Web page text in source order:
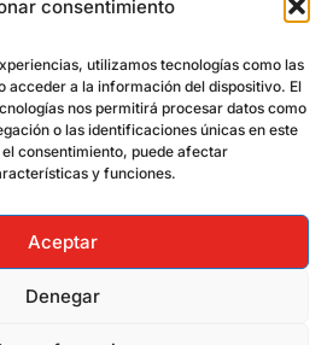
consentimiento
utilizamos tecnologías como las
acceder a la información del dispositivo. El
nos permitirá procesar datos como
o las identificaciones únicas en este
consentimiento, puede afectar
y funciones.
Aceptar
Denegar
Términos y Condiciones